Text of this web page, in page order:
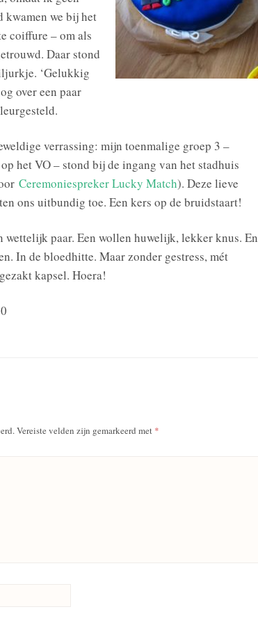
we bij het
coiffure – om als
Daar stond
‘Gelukkig
over een paar
verrassing: mijn toenmalige groep 3 –
het VO – stond bij de ingang van het stadhuis
Ceremoniespreker Lucky Match). Deze lieve
ons uitbundig toe. Een kers op de bruidstaart!
wettelijk paar. Een wollen huwelijk, lekker knus. En
In de bloedhitte. Maar zonder gestress, mét
kapsel. Hoera!
Vereiste velden zijn gemarkeerd met *